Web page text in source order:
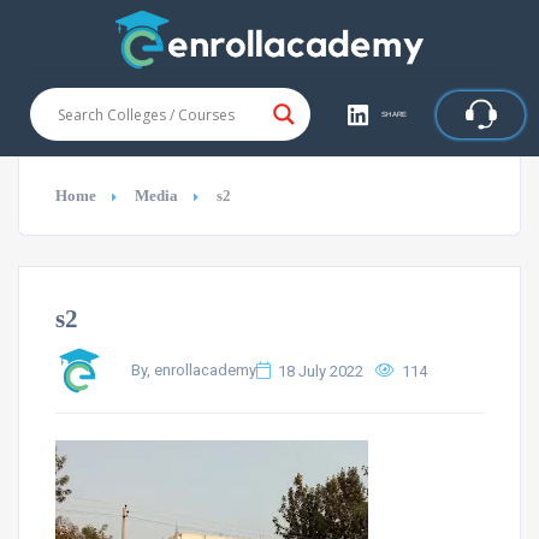
SHARE
Home Media s2
s2
By, enrollacademy 18 July 2022 114